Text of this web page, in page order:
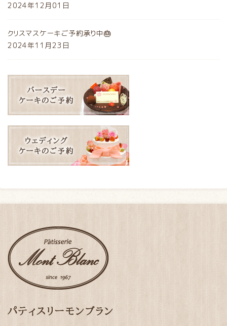
2024年12月01日
クリスマスケーキご予約承り中🎂
2024年11月23日
パティスリーモンブラン